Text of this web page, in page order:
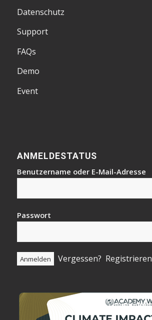
Datenschutz
Support
FAQs
Demo
Event
ANMELDESTATUS
Benutzername oder E-Mail-Adresse
Passwort
Vergessen? Registrieren